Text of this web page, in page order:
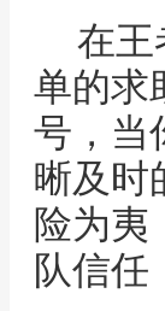
在王
单的求
号，当
晰及时
险为夷
队信任